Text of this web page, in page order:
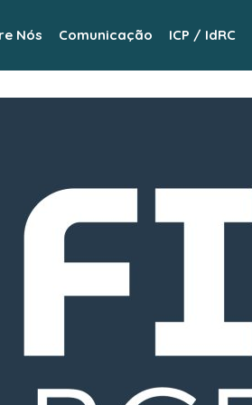
Nós Comunicação ICP / IdRC